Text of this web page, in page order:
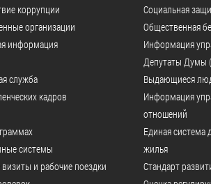
коррупции
организации
информация
служба
кадров
системы
и рабочие поездки
Социальная
Общественная
Информация
Депутаты Думы
Выдающиеся
Информация
отношений
Единая система
жилья
Стандарт